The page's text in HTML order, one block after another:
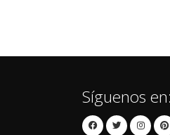
Síguenos en: